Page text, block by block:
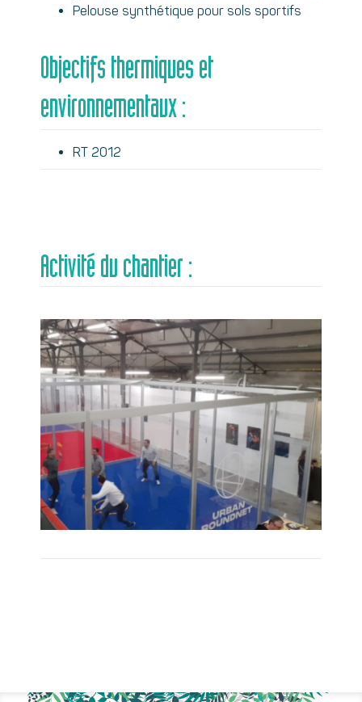
Pelouse synthétique pour sols sportifs
Objectifs thermiques et
environnementaux :
RT 2012
Activité du chantier :